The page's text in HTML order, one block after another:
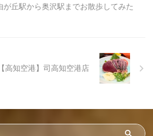
が丘駅から奥沢駅までお散歩してみた
【高知空港】司高知空港店